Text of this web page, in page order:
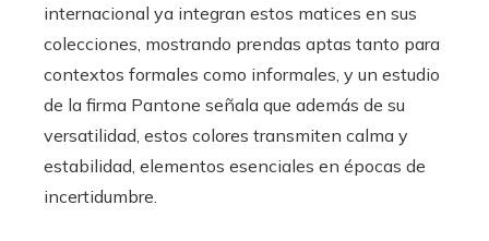
internacional ya integran estos matices en sus
colecciones, mostrando prendas aptas tanto para
contextos formales como informales, y un estudio
de la firma Pantone señala que además de su
versatilidad, estos colores transmiten calma y
estabilidad, elementos esenciales en épocas de
incertidumbre.